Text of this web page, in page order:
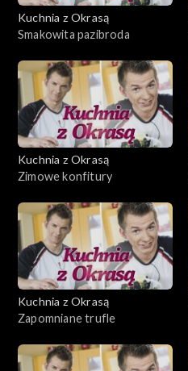
Kuchnia z Okrasą
Smakowita pazibroda
Kuchnia z Okrasą
Zimowe konfitury
Kuchnia z Okrasą
Zapomniane trufle